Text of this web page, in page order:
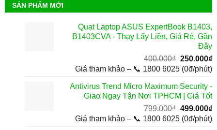
SẢN PHẨM MỚI
Quạt Laptop ASUS ExpertBook B1403,
B1403CVA - Thay Lấy Liền, Giá Rẻ, Gần
Đây
400.000₫ Giá
gốc
400.000₫.
250.000₫
Giá tham khảo – 📞 1800 6025 (0đ/phút)
Antivirus Trend Micro Maximum Security -
Giao Ngay Tận Nơi TPHCM | Giá Tốt
799.000₫ Giá
gốc
499.000₫
Giá tham khảo – 📞 1800 6025 (0đ/phút)